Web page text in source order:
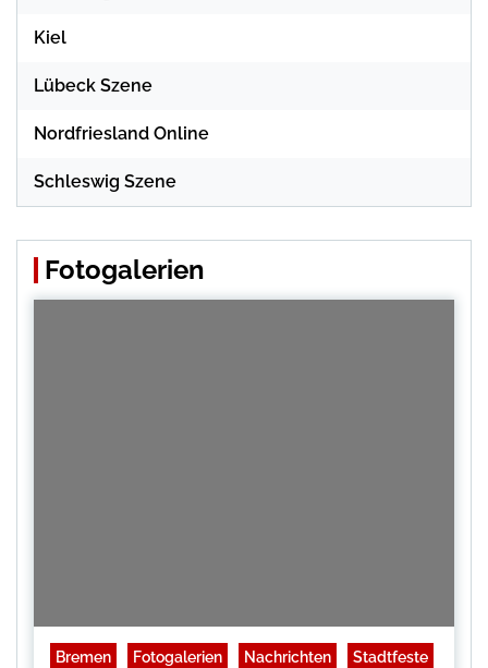
Kiel
Lübeck Szene
Nordfriesland Online
Schleswig Szene
Fotogalerien
Bremen Fotogalerien Nachrichten Stadtfeste